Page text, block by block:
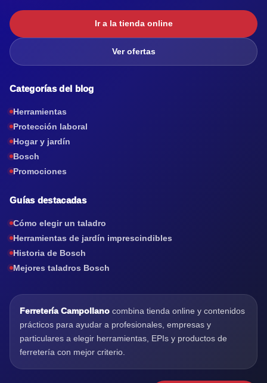
Ir a la tienda online
Ver ofertas
Categorías del blog
Herramientas
Protección laboral
Hogar y jardín
Bosch
Promociones
Guías destacadas
Cómo elegir un taladro
Herramientas de jardín imprescindibles
Historia de Bosch
Mejores taladros Bosch
Ferretería Campollano combina tienda online y contenidos
prácticos para ayudar a profesionales, empresas y
particulares a elegir herramientas, EPIs y productos de
ferretería con mejor criterio.